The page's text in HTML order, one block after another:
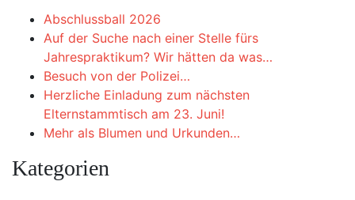
Abschlussball 2026
Auf der Suche nach einer Stelle fürs
Jahrespraktikum? Wir hätten da was…
Besuch von der Polizei…
Herzliche Einladung zum nächsten
Elternstammtisch am 23. Juni!
Mehr als Blumen und Urkunden…
Kategorien